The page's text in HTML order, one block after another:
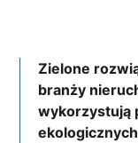
Zielone
branży
wykorzystują